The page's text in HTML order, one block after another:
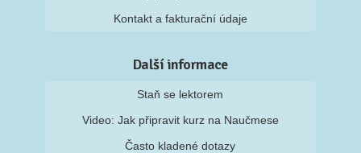
Kontakt a fakturační údaje
Další informace
Staň se lektorem
Video: Jak připravit kurz na Naučmese
Často kladené dotazy